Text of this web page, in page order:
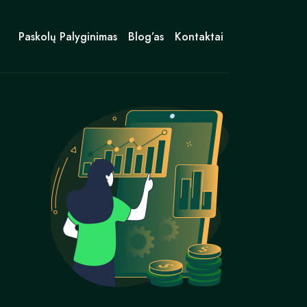
Paskolų Palyginimas Blog’as Kontaktai